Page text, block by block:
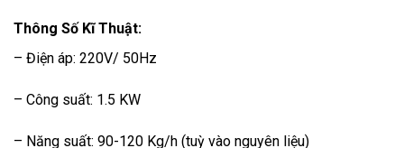
Thông Số Kĩ Thuật:
– Điện áp: 220V/ 50Hz
– Công suất: 1.5 KW
– Năng suất: 90-120 Kg/h (tuỳ vào nguyên liệu)